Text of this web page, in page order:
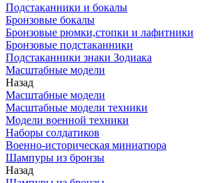
Подстаканники и бокалы
Бронзовые бокалы
Бронзовые рюмки,стопки и лафитники
Бронзовые подстаканники
Подстаканники знаки Зодиака
Масштабные модели
Назад
Масштабные модели
Масштабные модели техники
Модели военной техники
Наборы солдатиков
Военно-историческая миниатюра
Шампуры из бронзы
Назад